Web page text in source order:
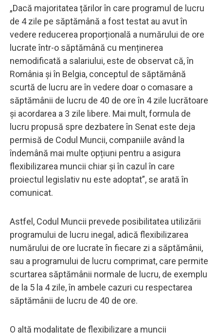
„Dacă majoritatea țărilor în care programul de lucru
de 4 zile pe săptămână a fost testat au avut în
vedere reducerea proporțională a numărului de ore
lucrate într-o săptămână cu menținerea
nemodificată a salariului, este de observat că, în
România și în Belgia, conceptul de săptămână
scurtă de lucru are în vedere doar o comasare a
săptămânii de lucru de 40 de ore în 4 zile lucrătoare
și acordarea a 3 zile libere. Mai mult, formula de
lucru propusă spre dezbatere în Senat este deja
permisă de Codul Muncii, companiile având la
îndemână mai multe opțiuni pentru a asigura
flexibilizarea muncii chiar și în cazul în care
proiectul legislativ nu este adoptat”, se arată în
comunicat.
Astfel, Codul Muncii prevede posibilitatea utilizării
programului de lucru inegal, adică flexibilizarea
numărului de ore lucrate în fiecare zi a săptămânii,
sau a programului de lucru comprimat, care permite
scurtarea săptămânii normale de lucru, de exemplu
de la 5 la 4 zile, în ambele cazuri cu respectarea
săptămânii de lucru de 40 de ore.
O altă modalitate de flexibilizare a muncii